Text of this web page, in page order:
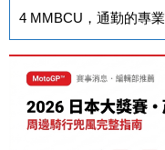
4 MMBCU，通勤的專